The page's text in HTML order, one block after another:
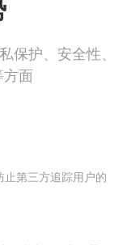
保护、安全性、
面
第三方追踪用户的